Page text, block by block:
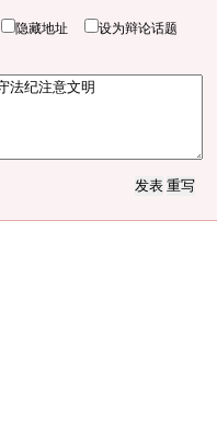
隐藏地址 设为辩论话题